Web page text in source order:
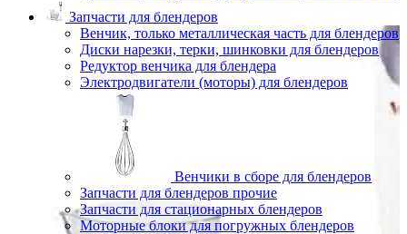
Запчасти для блендеров
Венчик, только металлическая часть для блендеров
Диски нарезки, терки, шинковки для блендеров
Редуктор венчика для блендера
Электродвигатели (моторы) для блендеров
Венчики в сборе для блендеров
Запчасти для блендеров прочие
Запчасти для стационарных блендеров
Моторные блоки для погружных блендеров